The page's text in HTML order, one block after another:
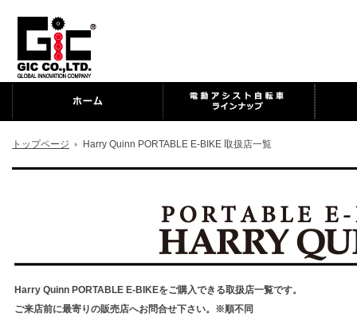
トップページ Harry Quinn PORTABLE E-BIKE 取扱店一覧
Harry Quinn PORTABLE E-BIKEをご購入できる取扱店一覧です。
ご来店前に最寄りの販売店へお問合せ下さい。※順不同